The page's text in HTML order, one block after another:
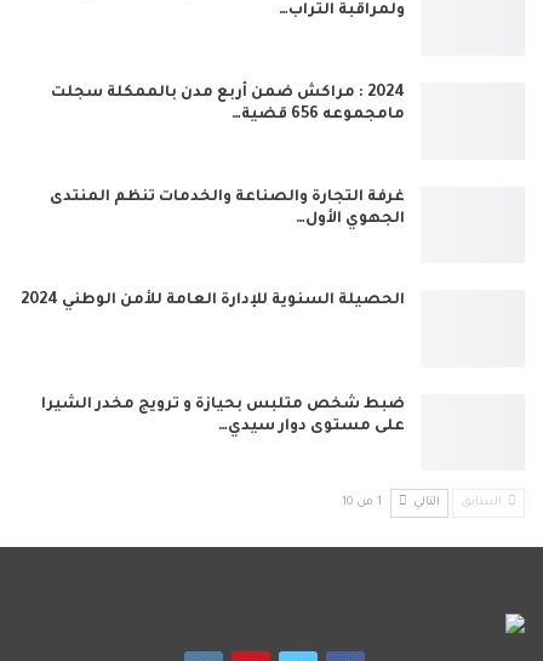
ولمراقبة التراب…
2024 : مراكش ضمن أربع مدن بالممكلة سجلت
مامجموعه 656 قضية…
غرفة التجارة والصناعة والخدمات تنظم المنتدى
الجهوي الأول…
الحصيلة السنوية للإدارة العامة للأمن الوطني 2024
ضبط شخص متلبس بحيازة و ترويج مخدر الشيرا
على مستوى دوار سيدي…
السابق التالي 1 من 10